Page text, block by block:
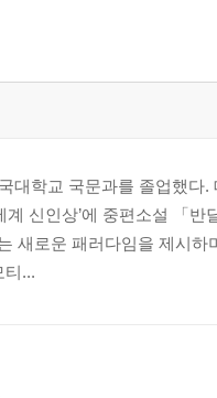
대학교 국문과를 졸업했다
계 신인상’에 중편소설 「
새로운 패러다임을 제시
티...